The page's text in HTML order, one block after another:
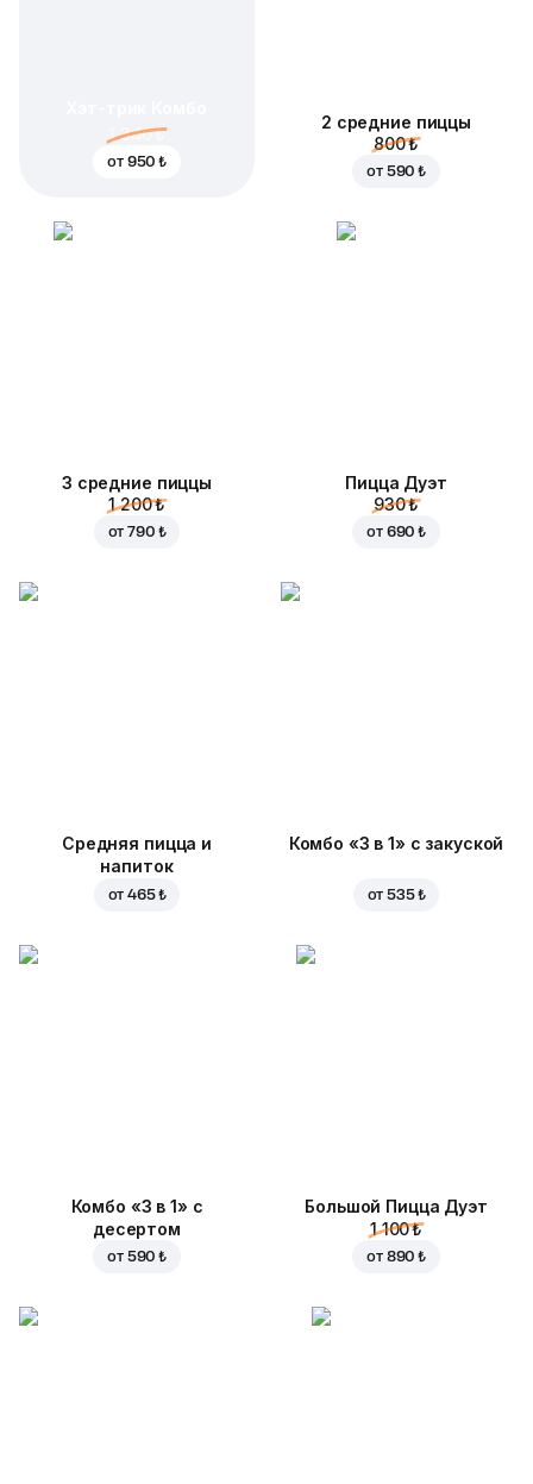
1 340 ₺
от 950 ₺
2 средние пиццы
800 ₺
от 590 ₺
3 средние пиццы
1 200 ₺
от790 ₺
Пицца Дуэт
930 ₺
от 690 ₺
Средняя пицца и
напиток
от465 ₺
Комбо «3 в 1» с закуской
от535 ₺
Комбо «3 в 1» с
десертом
от 590 ₺
Большой Пицца Дуэт
1 100 ₺
от 890 ₺